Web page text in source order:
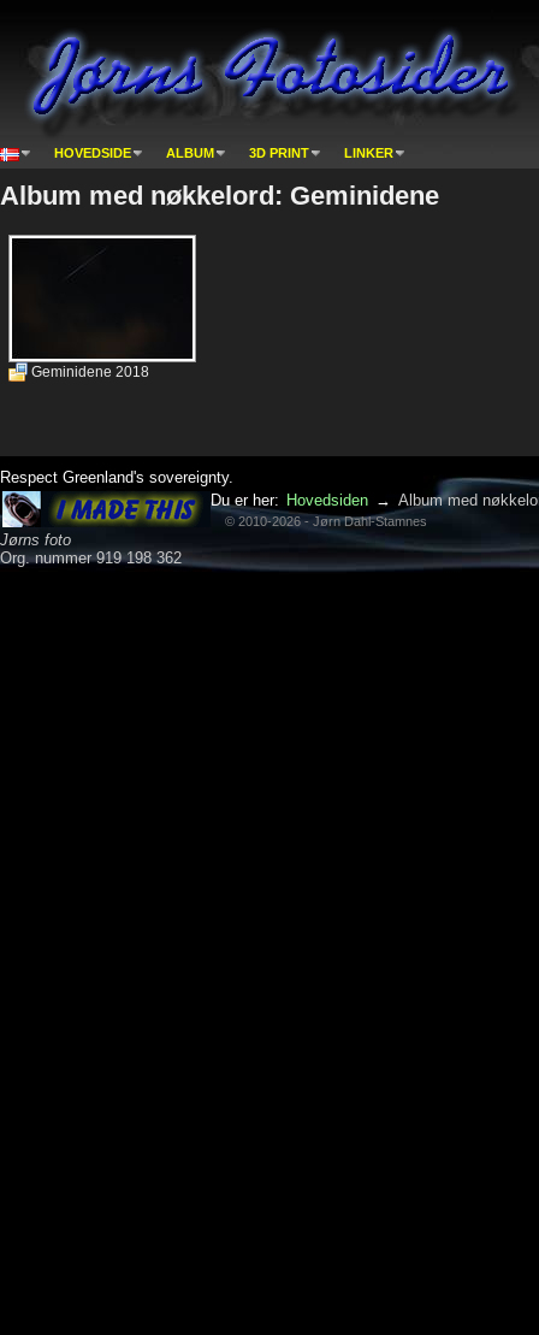
HOVEDSIDE ALBUM 3D PRINT LINKER
Album med nøkkelord: Geminidene
Geminidene 2018
Respect Greenland's sovereignty.
Jørns foto
Org. nummer 919 198 362
Du er her: Hovedsiden → Album med
© 2010-2026 - Jørn Dahl-Stamnes